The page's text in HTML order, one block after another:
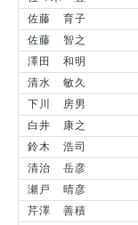
佐藤 育子
佐藤 智之
澤田 和明
清水 敏久
下川 房男
白井 康之
鈴木 浩司
清治 岳彦
瀬戸 晴彦
芹澤 善積